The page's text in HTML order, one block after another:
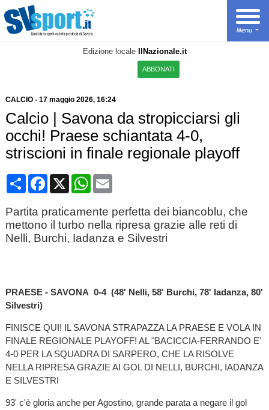
Edizione locale IlNazionale.it
ABBONATI
CALCIO- 17 maggio 2026, 16:24
Calcio | Savona da stropicciarsi gli
occhi! Praese schiantata 4-0,
striscioni in finale regionale playoff
CondividiFacebook
X WhatsApp
Email
Partita praticamente perfetta dei biancoblu, che
mettono il turbo nella ripresa grazie alle reti di
Nelli, Burchi, Iadanza e Silvestri
PRAESE - SAVONA 0-4 (48' Nelli, 58' Burchi, 78' Iadanza, 80'
Silvestri)
FINISCE QUI! IL SAVONA STRAPAZZA LA PRAESE E VOLA IN
FINALE REGIONALE PLAYOFF! AL "BACICCIA-FERRANDO E'
4-0 PER LA SQUADRA DI SARPERO, CHE LA RISOLVE
NELLA RIPRESA GRAZIE AI GOL DI NELLI, BURCHI, IADANZA
E SILVESTRI
93' c'è gloria anche per Agostino, grande parata a negare il gol